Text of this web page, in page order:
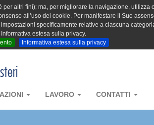
altri fini); ma, per migliorare la navigazione,
all’uso dei cookie. Per manifestare il Suo
specificamente relative a ciascuna
Informativa estesa sulla privacy.
Informativa estesa sulla privacy
LAVORO CONTATTI